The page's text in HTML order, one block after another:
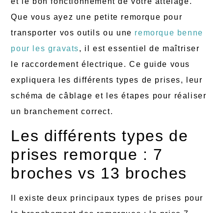
Que vous ayez une petite remorque pour
transporter vos outils ou une remorque benne
pour les gravats, il est essentiel de maîtriser
le raccordement électrique. Ce guide vous
expliquera les différents types de prises, leur
schéma de câblage et les étapes pour réaliser
un branchement correct.
Les différents types de
prises remorque : 7
broches vs 13 broches
Il existe deux principaux types de prises pour